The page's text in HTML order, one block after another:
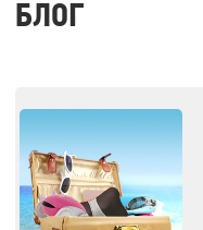
БЛОГ